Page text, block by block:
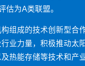
估为A类联盟。
组成的技术创新型合
业力量，积极推动太
热能存储等技术和产